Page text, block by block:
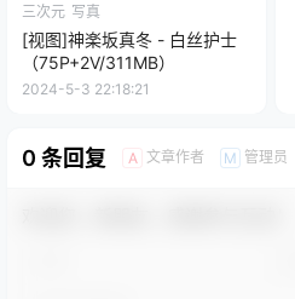
三次元 写真
[视图]神楽坂真冬 - 白丝护士
（75P+2V/311MB）
2024-5-3 22:18:21
0 条回复 A 文章作者 M 管理员